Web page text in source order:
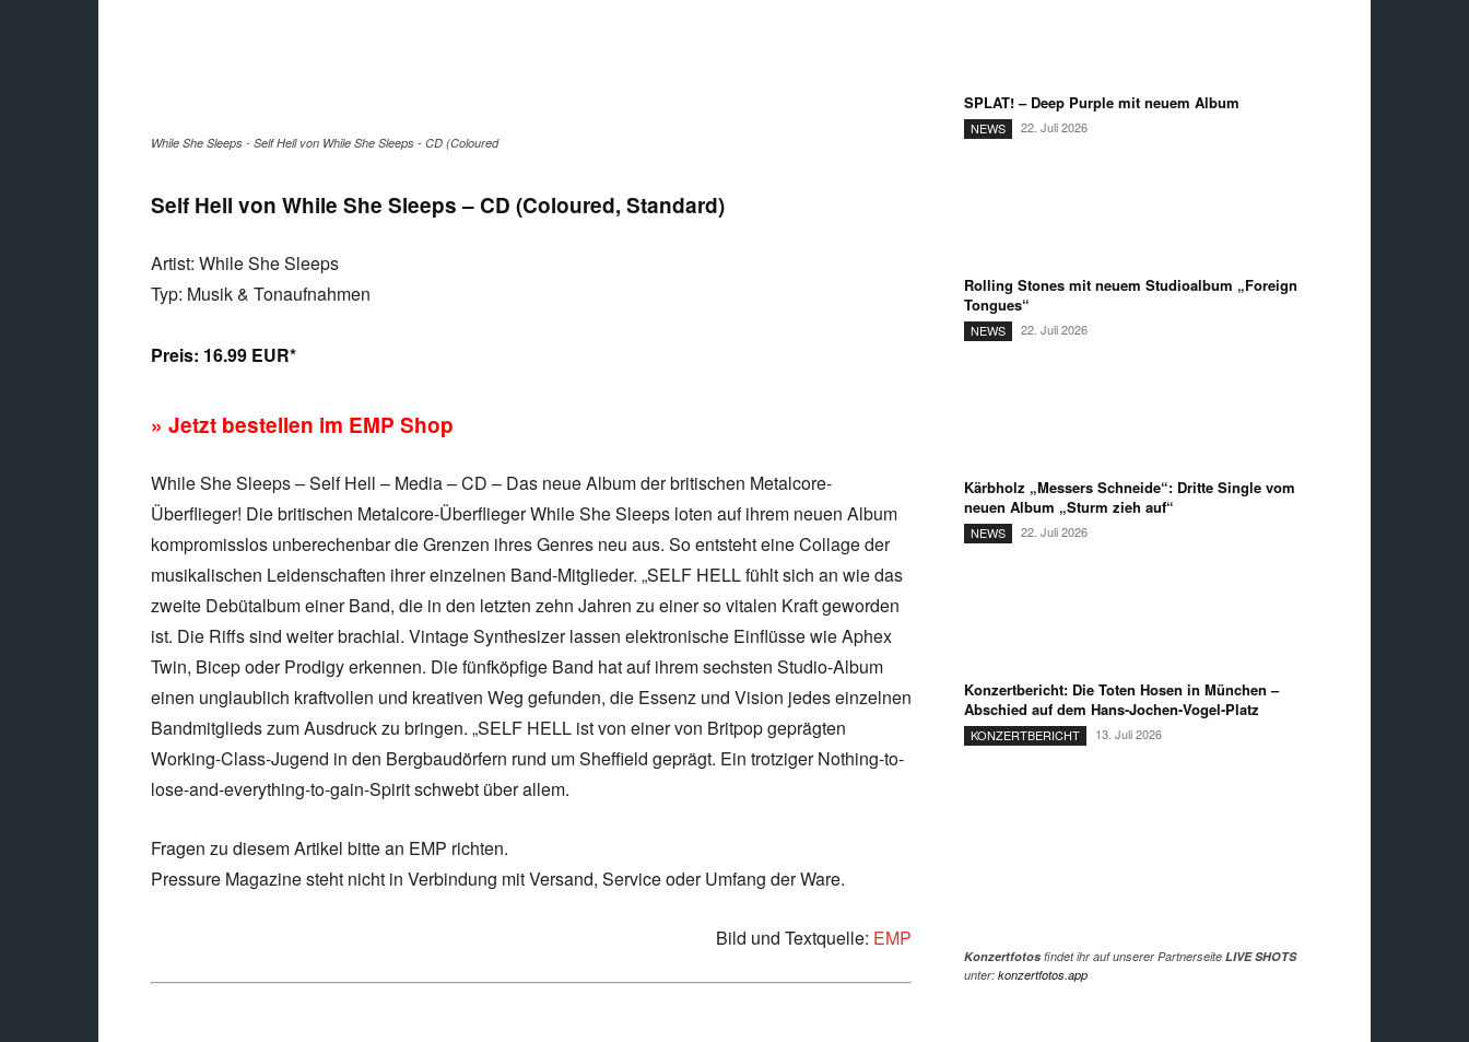
While She Sleeps - Self Hell von While She Sleeps - CD (Coloured
Self Hell von While She Sleeps – CD (Coloured, Standard)
Artist: While She Sleeps
Typ: Musik & Tonaufnahmen
Preis: 16.99 EUR*
» Jetzt bestellen im EMP Shop
While She Sleeps – Self Hell – Media – CD – Das neue Album der britischen Metalcore-
Überflieger! Die britischen Metalcore-Überflieger While She Sleeps loten auf ihrem neuen Album
kompromisslos unberechenbar die Grenzen ihres Genres neu aus. So entsteht eine Collage der
musikalischen Leidenschaften ihrer einzelnen Band-Mitglieder. „SELF HELL fühlt sich an wie das
zweite Debütalbum einer Band, die in den letzten zehn Jahren zu einer so vitalen Kraft geworden
ist. Die Riffs sind weiter brachial. Vintage Synthesizer lassen elektronische Einflüsse wie Aphex
Twin, Bicep oder Prodigy erkennen. Die fünfköpfige Band hat auf ihrem sechsten Studio-Album
einen unglaublich kraftvollen und kreativen Weg gefunden, die Essenz und Vision jedes einzelnen
Bandmitglieds zum Ausdruck zu bringen. „SELF HELL ist von einer von Britpop geprägten
Working-Class-Jugend in den Bergbaudörfern rund um Sheffield geprägt. Ein trotziger Nothing-to-
lose-and-everything-to-gain-Spirit schwebt über allem.
Fragen zu diesem Artikel bitte an EMP richten.
Pressure Magazine steht nicht in Verbindung mit Versand, Service oder Umfang der Ware.
Bild und Textquelle: EMP
SPLAT! – Deep Purple mit neuem Album
NEWS 22. Juli 2026
Rolling Stones mit neuem Studioalbum „Foreign
Tongues“
NEWS 22. Juli 2026
Kärbholz „Messers Schneide“: Dritte Single vom
neuen Album „Sturm zieh auf“
NEWS 22. Juli 2026
Konzertbericht: Die Toten Hosen in München –
Abschied auf dem Hans-Jochen-Vogel-Platz
KONZERTBERICHT 13. Juli 2026
Konzertfotos findet ihr auf unserer Partnerseite LIVE SHOTS
unter: konzertfotos.app